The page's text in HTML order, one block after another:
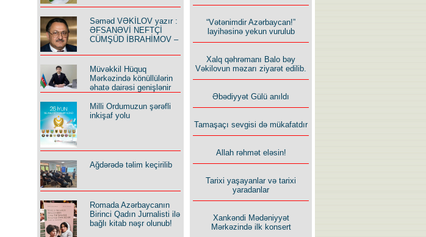
Səməd VƏKİLOV yazır :
ƏFSANƏVİ NEFTÇİ
CÜMŞÜD İBRAHİMOV –
Müvəkkil Hüquq
Mərkəzində könüllülərin
əhatə dairəsi genişlənir
Milli Ordumuzun şərəfli
inkişaf yolu
Ağdərədə təlim keçirilib
Romada Azərbaycanın
Birinci Qadın Jurnalisti ilə
bağlı kitab nəşr olunub!
“Vətənimdir Azərbaycan!”
layihəsinə yekun vurulub
Xalq qəhrəmanı Balo bəy
Vəkilovun məzarı ziyarət edilib.
Əbədiyyət Gülü anıldı
Tamaşaçı sevgisi də mükafatdır
Allah rəhmət eləsin!
Tarixi yaşayanlar və tarixi
yaradanlar
Xankəndi Mədəniyyət
Mərkəzində ilk konsert